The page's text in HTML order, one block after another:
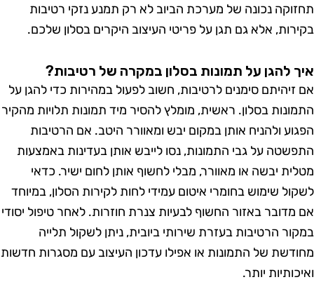
נכונה של מערכת הביוב לא רק תמנע נזקי רטיבות
אלא גם תגן על פריטי העיצוב היקרים בסלון שלכם.
להגן על תמונות בסלון במקרה של רטיבות?
סימנים לרטיבות, חשוב לפעול במהירות כדי להגן על
בסלון. ראשית, מומלץ להסיר מיד תמונות תלויות מהקיר
ולהניח אותן במקום יבש ומאוורר היטב. אם הרטיבות
על גבי התמונות, נסו לייבש אותן בעדינות באמצעות
יבשה או מאוורר, מבלי לחשוף אותן לחום ישיר. כדאי
שימוש בחומרי איטום עמידי לחות לקירות הסלון, במיוחד
באזור החשוף לבעיות צנרת חוזרות. לאחר טיפול יסודי
הרטיבות בעזרת שירותי ביובית, ניתן לשקול תלייה
של התמונות או אפילו עדכון העיצוב עם מסגרות חדשות
יותר.